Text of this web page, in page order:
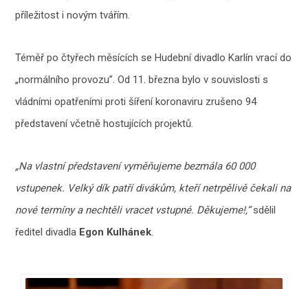
příležitost i novým tvářím.
Téměř po čtyřech měsících se Hudební divadlo Karlín vrací do
„normálního provozu”. Od 11. března bylo v souvislosti s
vládními opatřeními proti šíření koronaviru zrušeno 94
představení včetně hostujících projektů.
„Na vlastní představení vyměňujeme bezmála 60 000
vstupenek. Velký dík patří divákům, kteří netrpělivě čekali na
nové termíny a nechtěli vracet vstupné. Děkujeme!,“sdělil
ředitel divadla Egon Kulhánek.